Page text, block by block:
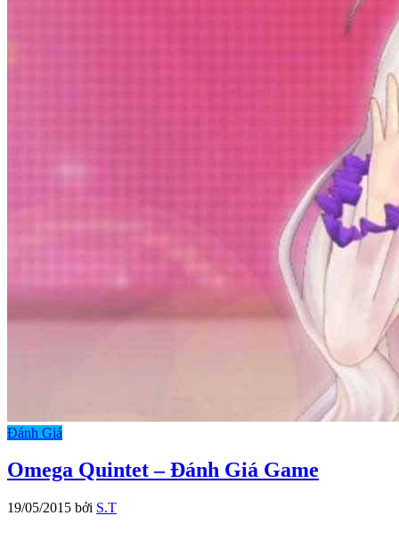
Đánh Giá
Omega Quintet – Đánh Giá Game
19/05/2015 bởi S.T